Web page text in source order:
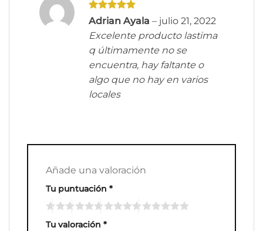
Valorado
de 5
Adrian Ayala – julio 21, 2022
Excelente producto lastima
q últimamente no se
encuentra, hay faltante o
algo que no hay en varios
locales
Añade una valoración
Tu puntuación *
Tu valoración *